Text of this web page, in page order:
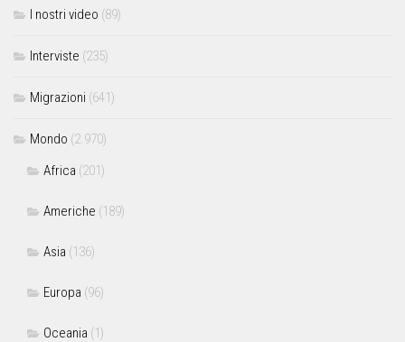
I nostri video (89)
Interviste (235)
Migrazioni (641)
Mondo (2.970)
Africa (201)
Americhe (189)
Asia (136)
Europa (96)
Oceania (1)